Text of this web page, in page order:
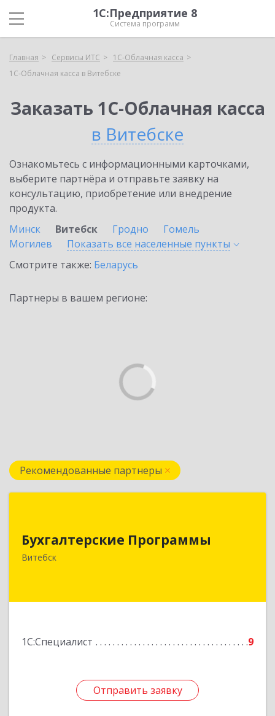
1С:Предприятие 8
Система программ
Главная Сервисы ИТС
1С-Облачная касса
1С-Облачная касса в Витебске
Заказать 1С-Облачная касса
в Витебске
Ознакомьтесь с информационными карточками,
выберите партнёра и отправьте заявку на
консультацию, приобретение или внедрение
продукта.
Минск
Витебск Гродно
Гомель
Могилев
Показать все населенные пункты
Смотрите также: Беларусь
Партнеры в вашем регионе:
Рекомендованные партнеры
Бухгалтерские Программы
Витебск
1С:Специалист 9
Отправить заявку
Республика Беларусь, 210605,г. Витебск, тр-т.
Отправить заявку